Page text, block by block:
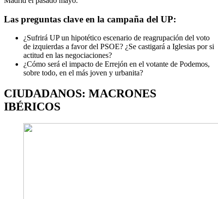
Las preguntas clave en la campaña del UP:
¿Sufrirá UP un hipotético escenario de reagrupación del voto
de izquierdas a favor del PSOE? ¿Se castigará a Iglesias por si
actitud en las negociaciones?
¿Cómo será el impacto de Errejón en el votante de Podemos,
sobre todo, en el más joven y urbanita?
CIUDADANOS: MACRONES
IBÉRICOS